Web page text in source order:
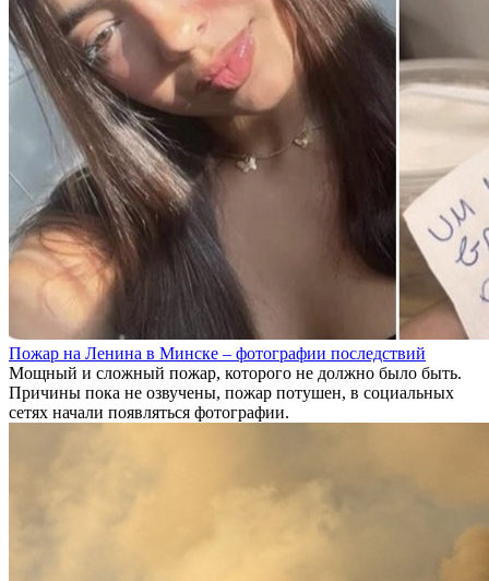
Пожар на Ленина в Минске – фотографии последствий
Мощный и сложный пожар, которого не должно было быть.
Причины пока не озвучены, пожар потушен, в социальных
сетях начали появляться фотографии.